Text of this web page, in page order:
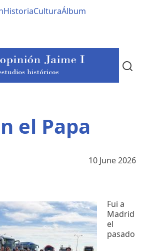
HistoriaCulturaÁlbum
el Papa
10 June 2026
Fui a
Madrid
el
pasado